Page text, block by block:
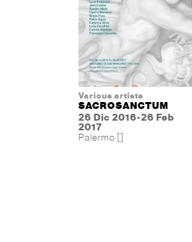
Various artists
SACROSANCTUM
26 Dic 2016-26 Feb
2017
Palermo []